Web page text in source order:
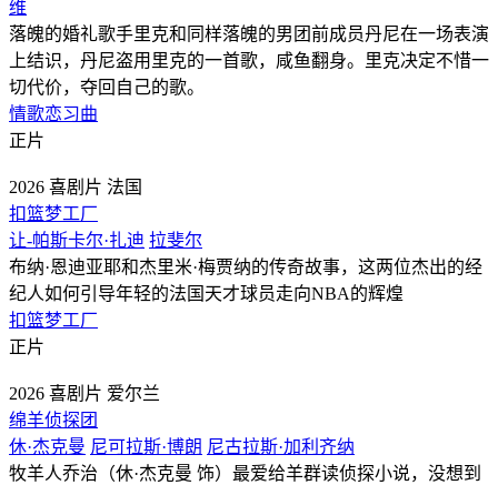
维
落魄的婚礼歌手里克和同样落魄的男团前成员丹尼在一场表演
上结识，丹尼盗用里克的一首歌，咸鱼翻身。里克决定不惜一
切代价，夺回自己的歌。
情歌恋习曲
正片
2026 喜剧片 法国
扣篮梦工厂
让-帕斯卡尔·扎迪 拉斐尔
布纳·恩迪亚耶和杰里米·梅贾纳的传奇故事，这两位杰出的经
纪人如何引导年轻的法国天才球员走向NBA的辉煌
扣篮梦工厂
正片
2026 喜剧片 爱尔兰
绵羊侦探团
休·杰克曼 尼可拉斯·博朗 尼古拉斯·加利齐纳
牧羊人乔治（休·杰克曼 饰）最爱给羊群读侦探小说，没想到